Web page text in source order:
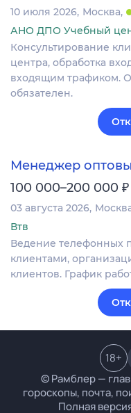
10 июля 2026 Москва
АНО ДПО Учебный
Консультирование
центра, обработка
входящим трафиком.
обязателен.
Менеджер
100 000–200 000 ₽
03 августа 2026
Втв
Ведение телефонных
клиентами,
клиентов. График
© Рамблер —
гороскопы, почта,
Полная
18+